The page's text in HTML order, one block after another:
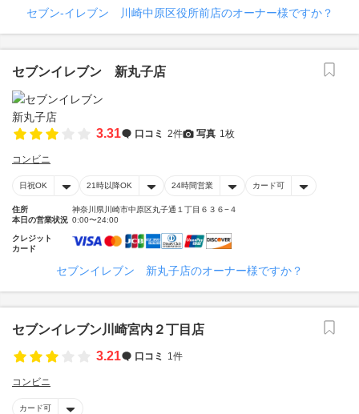
セブン‐イレブン 川崎中原区役所前店のオーナー様ですか？
セブンイレブン 新丸子店
3.31 口コミ 2件 写真 1枚
コンビニ
日祝OK 21時以降OK 24時間営業 カード可
住所
神奈川県川崎市中原区丸子通１丁目６３６−４
本日の営業状況 0:00〜24:00
クレジット
カード
セブンイレブン 新丸子店のオーナー様ですか？
セブンイレブン川崎宮内２丁目店
3.21
口コミ 1件
コンビニ
カード可